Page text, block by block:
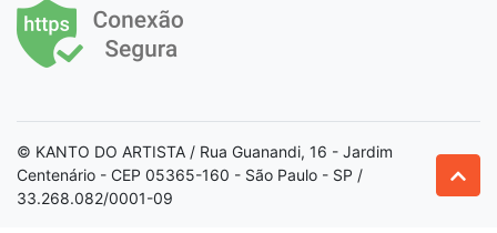
© KANTO DO ARTISTA / Rua Guanandi, 16 - Jardim
Centenário - CEP 05365-160 - São Paulo - SP /
33.268.082/0001-09